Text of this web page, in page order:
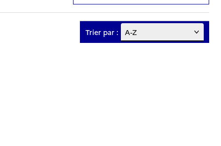
Trier par :